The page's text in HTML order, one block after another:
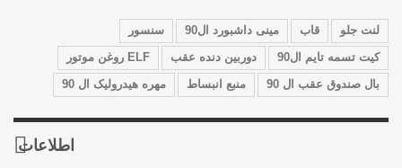
لنت جلو قاب مینی داشبورد ال90
سنسور
کیت تسمه تایم ال90
دوربین دنده عقب
روغن موتور ELF
بال صندوق عقب ال 90
منبع انبساط مهره هیدرولیک ال 90
اطلاعات